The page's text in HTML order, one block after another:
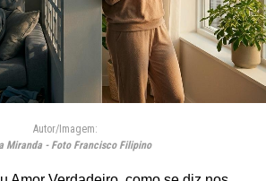
Autor/Imagem:
Miranda - Foto Francisco Filipino